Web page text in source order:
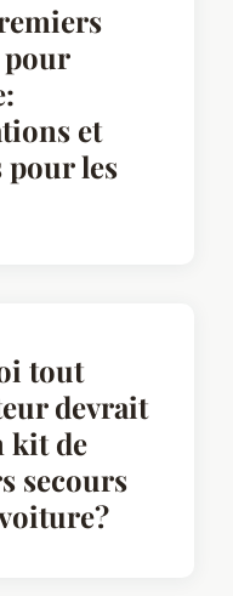
pour
et
pour les
tout
devrait
kit de
secours